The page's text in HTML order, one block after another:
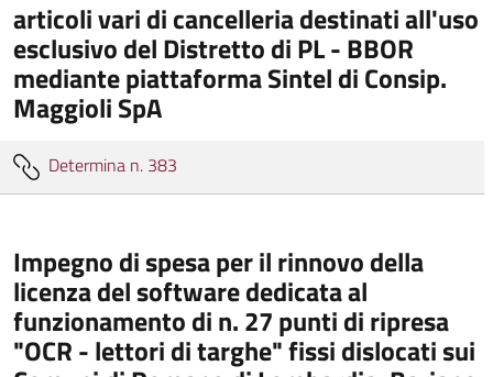
articoli vari di cancelleria destinati all'uso
esclusivo del Distretto di PL - BBOR
mediante piattaforma Sintel di Consip.
Maggioli SpA
Determina n. 383
Impegno di spesa per il rinnovo della
licenza del software dedicata al
funzionamento di n. 27 punti di ripresa
"OCR - lettori di targhe" fissi dislocati sui